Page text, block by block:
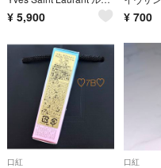
¥ 5,900 ¥ 700
口紅 口紅